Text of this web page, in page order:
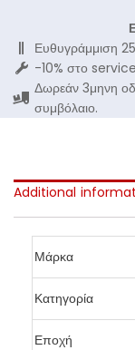
Ευθυγράμμιση
-10% στο service
Δωρεάν 3μηνη
συμβόλαιο.
Additional
Μάρκα
Κατηγορία
Εποχή